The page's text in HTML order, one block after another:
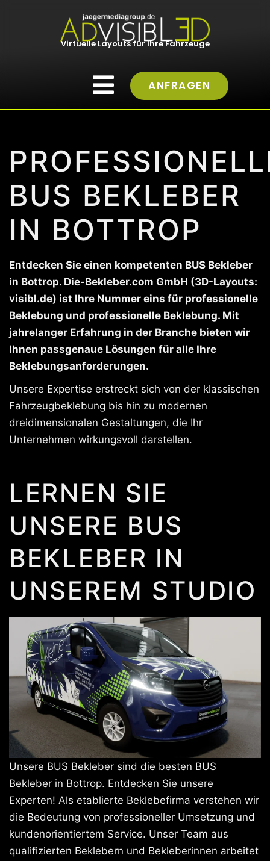
Virtuelle Layouts für Ihre Fahrzeuge
ANFRAGEN
BUS BEKLEBER
IN BOTTROP
Entdecken Sie einen kompetenten BUS Bekleber
in Bottrop. Die-Bekleber.com GmbH (3D-Layouts:
visibl.de) ist Ihre Nummer eins für professionelle
Beklebung und professionelle Beklebung. Mit
jahrelanger Erfahrung in der Branche bieten wir
Ihnen passgenaue Lösungen für alle Ihre
Beklebungsanforderungen.
Unsere Expertise erstreckt sich von der klassischen
Fahrzeugbeklebung bis hin zu modernen
dreidimensionalen Gestaltungen, die Ihr
Unternehmen wirkungsvoll darstellen.
LERNEN SIE
UNSERE BUS
BEKLEBER IN
UNSEREM STUDIO
Unsere BUS Bekleber sind die besten BUS
Bekleber in Bottrop. Entdecken Sie unsere
Experten! Als etablierte Beklebefirma verstehen wir
die Bedeutung von professioneller Umsetzung und
kundenorientiertem Service. Unser Team aus
qualifizierten Beklebern und Bekleberinnen arbeitet